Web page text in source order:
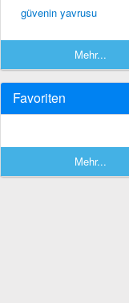
güvenin yavrusu
Mehr...
Favoriten
Mehr...